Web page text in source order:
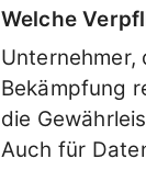
Welche
Bekämpfung
die
Auch für